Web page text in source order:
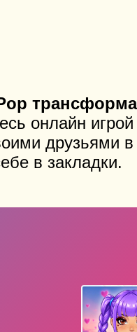
онлайн
друзьями
в закладки.